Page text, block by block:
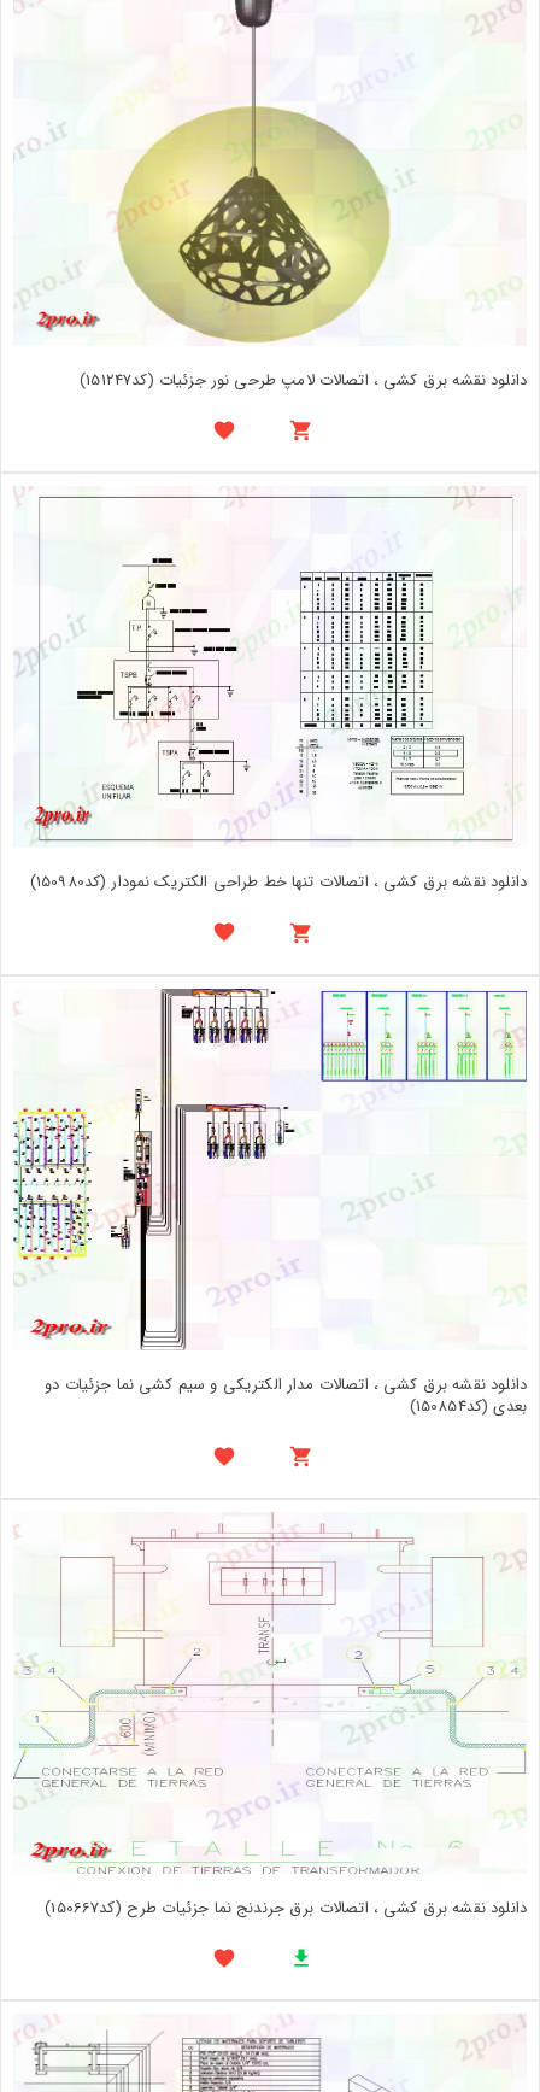
دانلود نقشه برق کشی ، اتصالات لامپ طرحی نور جزئیات (کد151247)
دانلود نقشه برق کشی ، اتصالات تنها خط طراحی الکتریک نمودار (کد150980)
دانلود نقشه برق کشی ، اتصالات مدار الکتریکی و سیم کشی نما جزئیات دو
بعدی (کد150854)
دانلود نقشه برق کشی ، اتصالات برق جرندنج نما جزئیات طرح (کد150667)